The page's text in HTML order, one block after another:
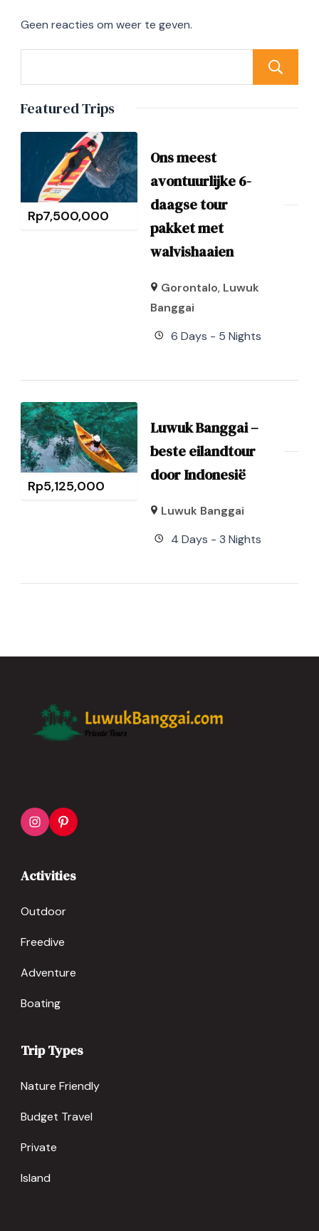
Geen reacties om weer te geven.
Featured Trips
Rp7,500,000
Ons meest
avontuurlijke 6-
daagse tour
pakket met
walvishaaien
Gorontalo, Luwuk
Banggai
6 Days - 5 Nights
Rp5,125,000
Luwuk Banggai –
beste eilandtour
door Indonesië
Luwuk Banggai
4 Days - 3 Nights
Activities
Outdoor
Freedive
Adventure
Boating
Trip Types
Nature Friendly
Budget Travel
Private
Island